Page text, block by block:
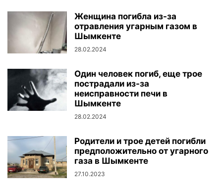
Женщина погибла из-за
отравления угарным газом в
Шымкенте
28.02.2024
Один человек погиб, еще трое
пострадали из-за
неисправности печи в
Шымкенте
28.02.2024
Родители и трое детей погибли
предположительно от угарного
газа в Шымкенте
27.10.2023